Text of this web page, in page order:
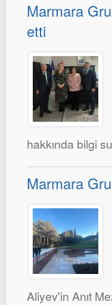
Marmara
etti
hakkında bilgi
Marmara
Aliyev'in Anıt